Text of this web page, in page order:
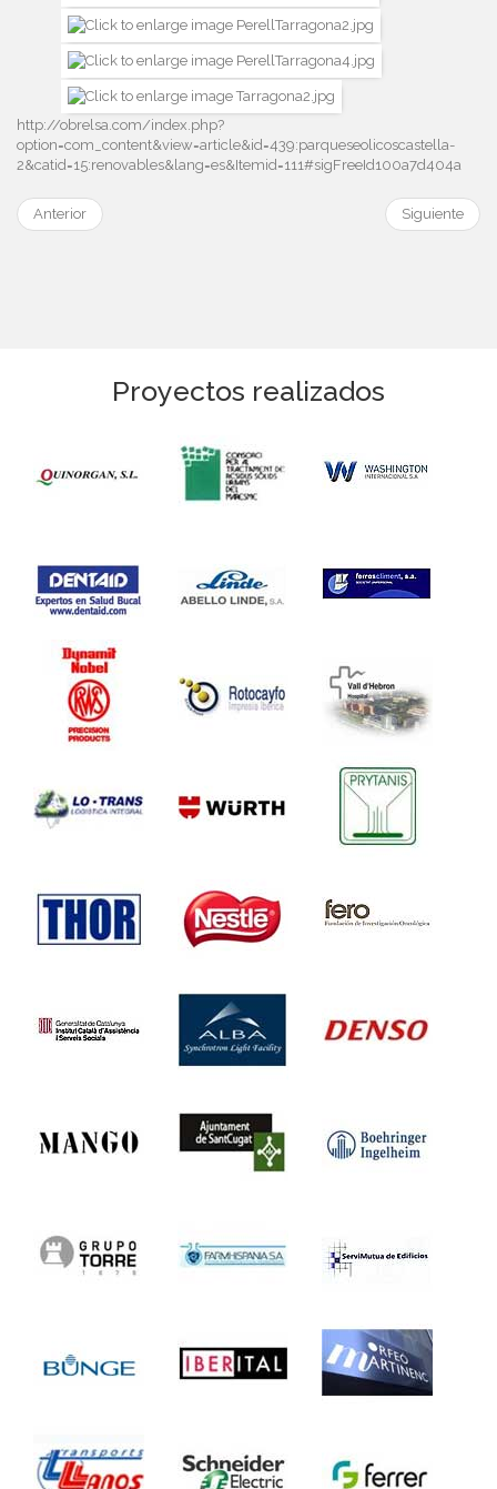
http://obrelsa.com/index.php?
option=com_content&view=article&id=439:parqueseolicoscastella-
2&catid=15:renovables&lang=es&Itemid=111#sigFreeId100a7d404a
Anterior Siguiente
Proyectos realizados